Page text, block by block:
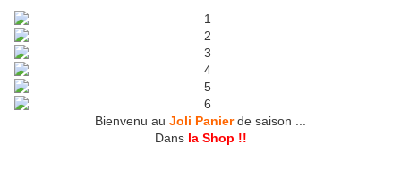
Bienvenu au Joli Panier de saison ...
Dans la Shop !!